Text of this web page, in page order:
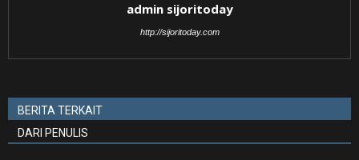
admin sijoritoday
http://sijoritoday.com
BERITA TERKAIT
DARI PENULIS